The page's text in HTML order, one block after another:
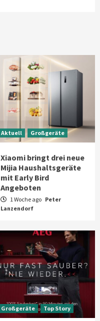
Aktuell Großgeräte
Xiaomi bringt drei neue
Mijia Haushaltsgeräte
mit Early Bird
Angeboten
1 Woche ago Peter
Lanzendorf
Großgeräte Top Story